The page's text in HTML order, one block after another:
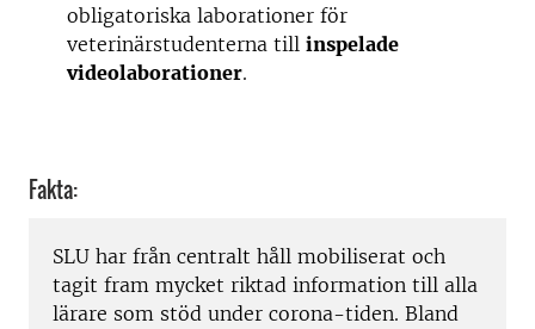
obligatoriska laborationer för
veterinärstudenterna till inspelade
videolaborationer.
Fakta:
SLU har från centralt håll mobiliserat och
tagit fram mycket riktad information till alla
lärare som stöd under corona-tiden. Bland